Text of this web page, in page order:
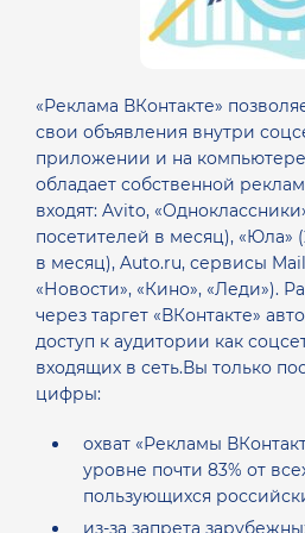
«Реклама ВКонтакте»
свои объявления внутри
приложении и на
обладает собственной
входят: Avito,
посетителей в месяц), «Юла»
в месяц), Auto.ru, сервисы
«Новости», «Кино», «Леди»).
через таргет «ВКонтакте»
доступ к аудитории как
входящих в сеть.Вы только
цифры:
охват «Рекламы
уровне почти 83% от
пользующихся
из-за запрета